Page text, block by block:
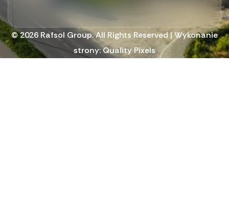
© 2026 Rafsol Group. All Rights Reserved | Wykonanie
strony:Quality Pixels